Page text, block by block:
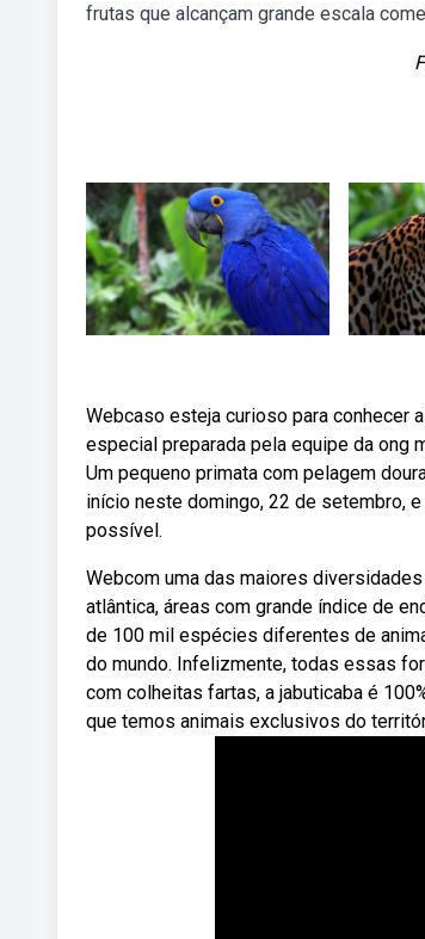
frutas que alcançam grande escala
Webcaso esteja curioso para conhecer
especial preparada pela equipe da ong
Um pequeno primata com pelagem
início neste domingo, 22 de setembro,
possível.
Webcom uma das maiores
atlântica, áreas com grande índice de
de 100 mil espécies diferentes de
do mundo. Infelizmente, todas essas
com colheitas fartas, a jabuticaba é
que temos animais exclusivos do